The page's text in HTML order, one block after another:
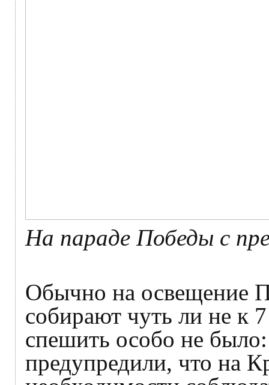
На параде Победы с
Обычно на освещение
собирают чуть ли не к
спешить особо не было:
предупредили, что на